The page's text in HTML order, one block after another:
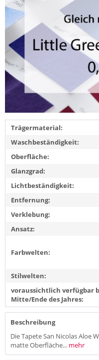
Trägermaterial:
Waschbeständigkeit:
Oberfläche:
Glanzgrad:
Lichtbeständigkeit:
Entfernung:
Verklebung:
Ansatz:
Farbwelten:
Stilwelten:
voraussichtlich verfügbar
Mitte/Ende des Jahres:
Beschreibung
Die Tapete San Nicolas Aloe
matte Oberfläche... mehr